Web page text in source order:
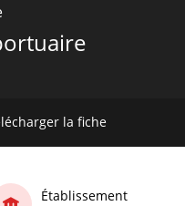
la fiche
Établissement